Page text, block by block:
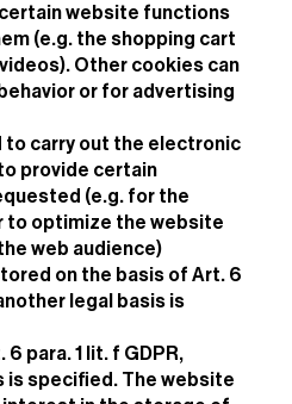
website functions
(e.g. the shopping cart
Other cookies can
or for advertising
carry out the electronic
provide certain
(e.g. for the
to optimize the website
web audience)
on the basis of Art. 6
legal basis is
para. 1 lit. f GDPR,
is specified. The website